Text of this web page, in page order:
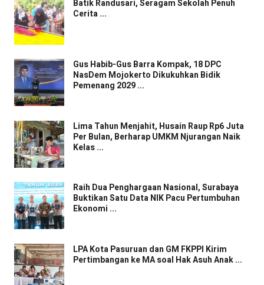
Batik Randusari, Seragam Sekolah Penuh
Cerita ...
Gus Habib-Gus Barra Kompak, 18 DPC
NasDem Mojokerto Dikukuhkan Bidik
Pemenang 2029 ...
Lima Tahun Menjahit, Husain Raup Rp6 Juta
Per Bulan, Berharap UMKM Njurangan Naik
Kelas ...
Raih Dua Penghargaan Nasional, Surabaya
Buktikan Satu Data NIK Pacu Pertumbuhan
Ekonomi ...
LPA Kota Pasuruan dan GM FKPPI Kirim
Pertimbangan ke MA soal Hak Asuh Anak ...